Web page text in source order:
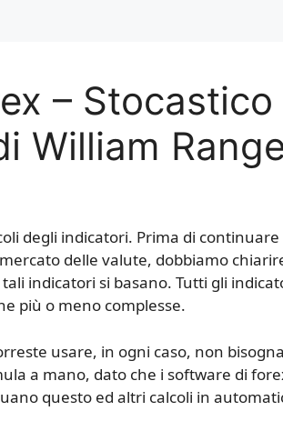
– Stocastico
William
degli indicatori. Prima di continuare
delle valute, dobbiamo
indicatori si basano. Tutti gli
più o meno complesse.
usare, in ogni caso, non
a mano, dato che i software di
questo ed altri calcoli in